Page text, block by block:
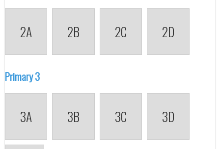
2A 2B 2C 2D
Primary 3
3A 3B 3C 3D